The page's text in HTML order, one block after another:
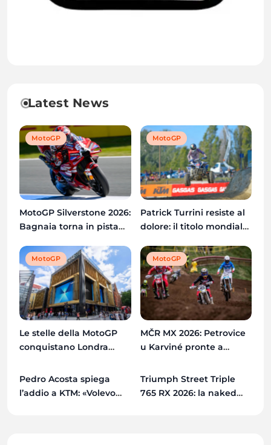
Latest News
MotoGP
MotoGP Silverstone 2026:
Bagnaia torna in pista
braccio destro
MotoGP
Patrick Turrini resiste al
dolore: il titolo mondiale
possibile
MotoGP
Le stelle della MotoGP
conquistano Londra
Bretagna
MotoGP
MČR MX 2026: Petrovice
u Karviné pronte a
del Campionato Ceco
MotoGP
Pedro Acosta spiega
l’addio a KTM: «Volevo
MotoGP
Triumph Street Triple
765 RX 2026: la naked